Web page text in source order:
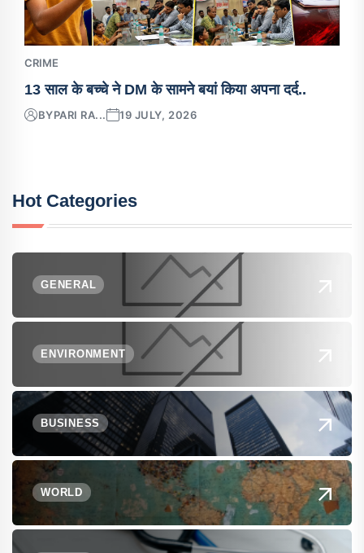
CRIME
13 साल के बच्चे ने DM के सामने बयां किया अपना दर्द..
BYPARI RA... 19 JULY, 2026
Hot Categories
GENERAL
ENVIRONMENT
BUSINESS
WORLD